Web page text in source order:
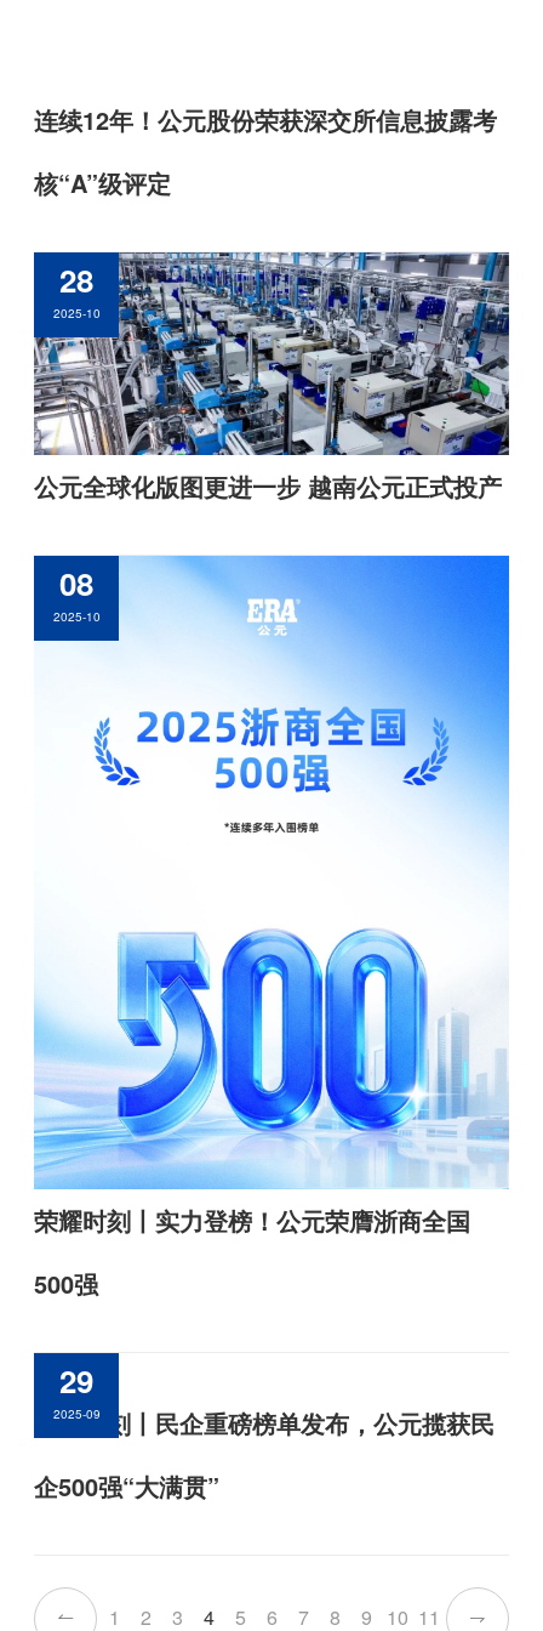
电话 : 400-906-6668
地址 :
浙江省台州市黄岩经济开发区埭西路2号
连续12年！公元股份荣获深交所信息披露考
核“A”级评定
28
2025-10
公元全球化版图更进一步 越南公元正式投产
08
2025-10
荣耀时刻丨实力登榜！公元荣膺浙商全国
500强
29
2025-09
荣耀时刻丨民企重磅榜单发布，公元揽获民
企500强“大满贯”
 1 2 3 4 5 6 7 8 9 10 11 